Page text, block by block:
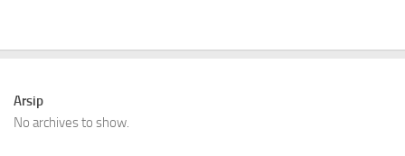
Arsip
No archives to show.